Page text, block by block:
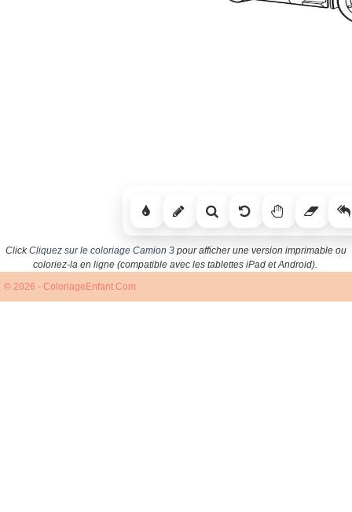
ClickCliquez sur le coloriage Camion 3 pour afficher une version imprimable ou
coloriez-la en ligne (compatible avec les tablettes iPad et Android).
© 2026 - ColoriageEnfant.Com